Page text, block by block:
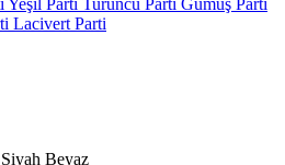
Yeşil Parti Turuncu Parti Gümüş Parti
Lacivert Parti